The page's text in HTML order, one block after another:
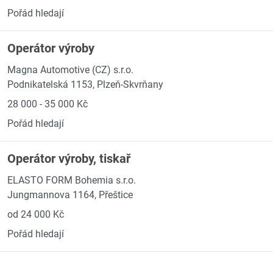
Pořád hledají
Operátor výroby
Magna Automotive (CZ) s.r.o.
Podnikatelská 1153, Plzeň-Skvrňany
28 000 - 35 000 Kč
Pořád hledají
Operátor výroby, tiskař
ELASTO FORM Bohemia s.r.o.
Jungmannova 1164, Přeštice
od 24 000 Kč
Pořád hledají